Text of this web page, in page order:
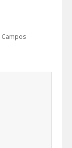
Campos